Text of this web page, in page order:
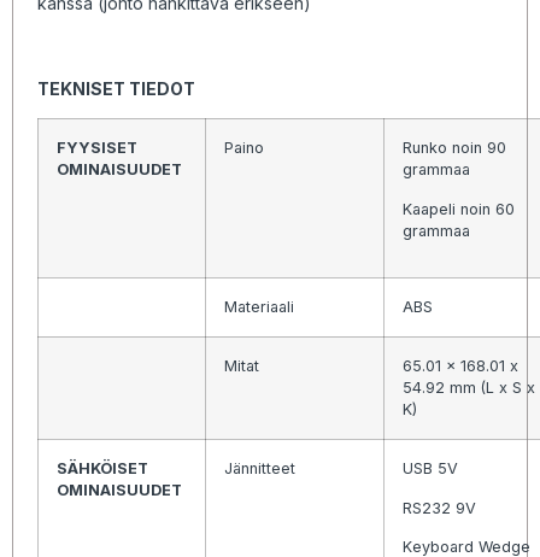
TEKNISET TIEDOT
FYYSISET
OMINAISUUDET
Paino
Runko noin 90
grammaa
Kaapeli noin 60
grammaa
Materiaali ABS
Mitat
65.01 x 168.01 x
54.92 mm (L x S x
K)
SÄHKÖISET
OMINAISUUDET
Jännitteet USB 5V
RS232 9V
Keyboard Wedge